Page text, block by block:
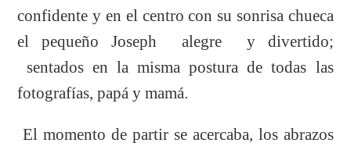
confidente y en el centro con su sonrisa chueca
el pequeño Joseph alegre y divertido;
sentados en la misma postura de todas las
fotografías, papá y mamá.
El momento de partir se acercaba, los abrazos